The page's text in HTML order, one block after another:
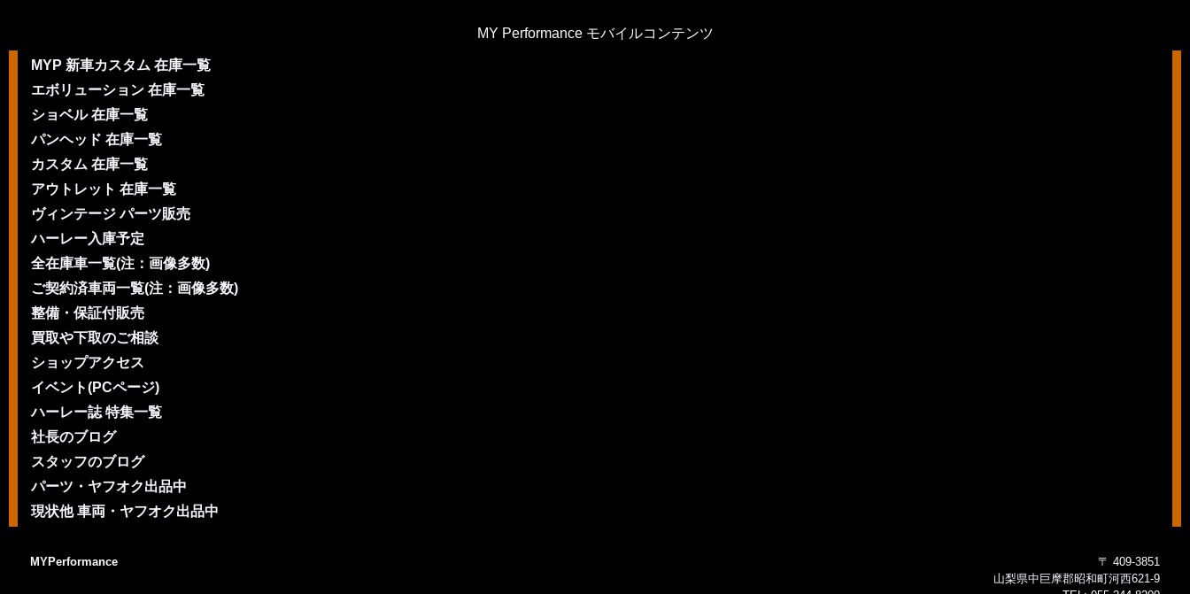
MY Performance モバイルコンテンツ
MYP 新車カスタム 在庫一覧
エボリューション 在庫一覧
ショベル 在庫一覧
パンヘッド 在庫一覧
カスタム 在庫一覧
アウトレット 在庫一覧
ヴィンテージ パーツ販売
ハーレー入庫予定
全在庫車一覧(注：画像多数)
ご契約済車両一覧(注：画像多数)
整備・保証付販売
買取や下取のご相談
ショップアクセス
イベント(PCページ)
ハーレー誌 特集一覧
社長のブログ
スタッフのブログ
パーツ・ヤフオク出品中
現状他 車両・ヤフオク出品中
MYPerformance
〒 409-3851
山梨県中巨摩郡昭和町河西621-9